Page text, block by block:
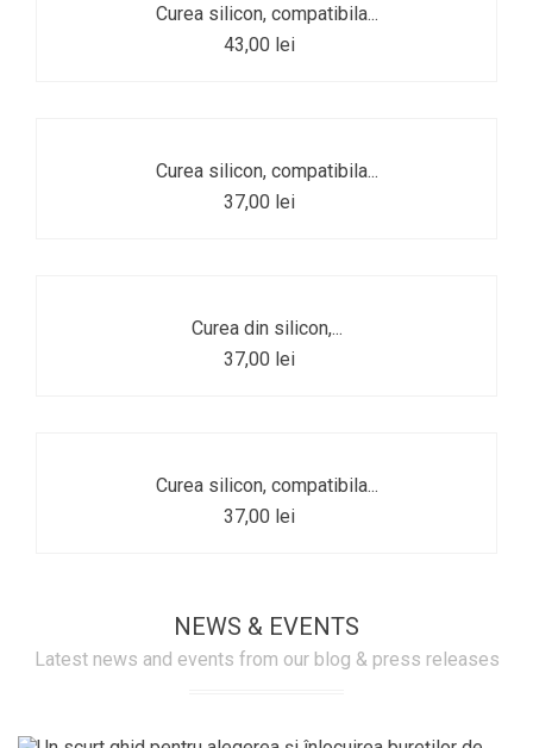
Curea silicon, compatibila...
43,00 lei
Curea silicon, compatibila...
37,00 lei
Curea din silicon,...
37,00 lei
Curea silicon, compatibila...
37,00 lei
NEWS & EVENTS
Latest news and events from our blog & press releases